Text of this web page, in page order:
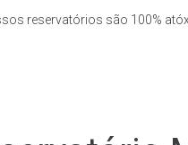
reservatórios são 100%